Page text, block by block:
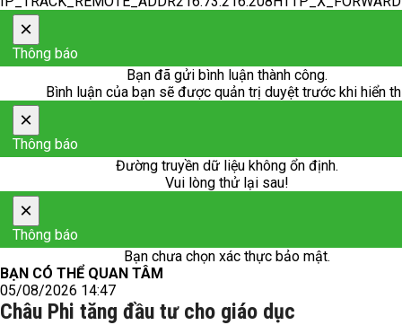
×
Thông báo
Bạn đã gửi bình luận thành công.
Bình luận của bạn sẽ được quản trị duyệt trước khi hiển
×
Thông báo
Đường truyền dữ liệu không ổn định.
Vui lòng thử lại sau!
×
Thông báo
Bạn chưa chọn xác thực bảo mật.
BẠN CÓ THỂ QUAN TÂM
05/08/2026 14:47
Châu Phi tăng đầu tư cho giáo dục